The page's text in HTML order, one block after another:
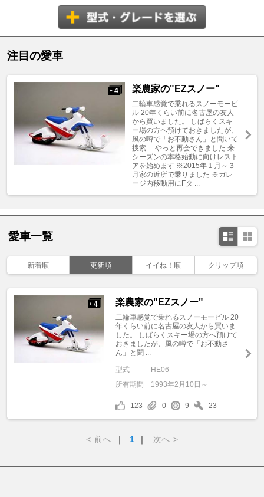
注目の愛車
+ 4 楽農家の"EZスノー"
二輪車感覚で乗れるスノーモービ
ル 20年くらい前に名古屋の友人
から買いました。 しばらくスキ
ー場の方へ預けておきましたが、
風の噂で「お不動さん」と聞いて
捜索… やっと再会できました 来
シーズンの本格始動に向けレスト
アを始めます ※2015年１月～３
月家の近所で乗りました ※ガレ
ージ内移動用にFタ ...
愛車一覧
新着順 更新順 イイね！順 クリップ順
+ 4 楽農家の"EZスノー"
二輪車感覚で乗れるスノーモービル 20
年くらい前に名古屋の友人から買いま
した。 しばらくスキー場の方へ預けて
おきましたが、風の噂で「お不動さ
ん」と聞 ...
型式
HE06
所有期間
1993年2月10日～
123 0 9 23
< 前へ ｜ 1 ｜ 次へ >